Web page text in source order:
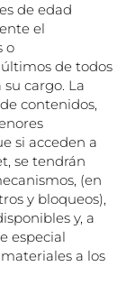
de edad
el
o
de todos
cargo. La
contenidos,
si acceden a
se tendrán
(en
y bloqueos),
y, a
especial
a los